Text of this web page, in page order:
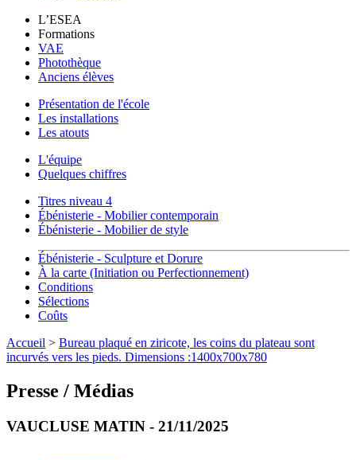
L’ESEA
Formations
VAE
Photothèque
Anciens élèves
Présentation de l'école
Les installations
Les atouts
L'équipe
Quelques chiffres
Titres niveau 4
Ébénisterie - Mobilier contemporain
Ébénisterie - Mobilier de style
Ébénisterie - Sculpture et Dorure
À la carte (Initiation ou Perfectionnement)
Conditions
Sélections
Coûts
Accueil > Bureau plaqué en ziricote, les coins du plateau sont
incurvés vers les pieds. Dimensions :1400x700x780
Presse / Médias
VAUCLUSE MATIN - 21/11/2025